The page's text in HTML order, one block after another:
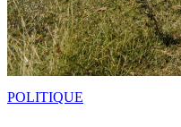
POLITIQUE